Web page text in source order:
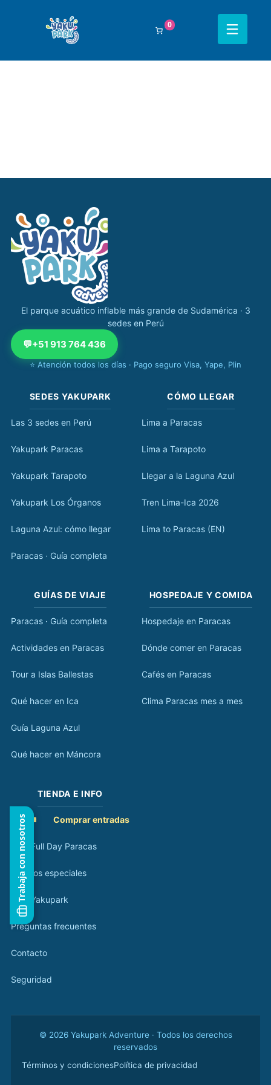
0
Navegación completa Yakupark
El parque acuático inflable más grande de Sudamérica · 3
sedes en Perú
💬+51 913 764 436
⭐ Atención todos los días · Pago seguro Visa, Yape, Plin
SEDES YAKUPARK
Las 3 sedes en Perú
Yakupark Paracas
Yakupark Tarapoto
Yakupark Los Órganos
Laguna Azul: cómo llegar
Paracas · Guía completa
CÓMO LLEGAR
Lima a Paracas
Lima a Tarapoto
Llegar a la Laguna Azul
Tren Lima-Ica 2026
Lima to Paracas (EN)
GUÍAS DE VIAJE
Paracas · Guía completa
Actividades en Paracas
Tour a Islas Ballestas
Qué hacer en Ica
Guía Laguna Azul
Qué hacer en Máncora
HOSPEDAJE Y COMIDA
Hospedaje en Paracas
Dónde comer en Paracas
Cafés en Paracas
Clima Paracas mes a mes
TIENDA E INFO
🎟️ Comprar entradas
Tour Full Day Paracas
Eventos especiales
Blog Yakupark
Preguntas frecuentes
Contacto
Seguridad
© 2026 Yakupark Adventure · Todos los derechos
reservados
Términos y condicionesPolítica de privacidad
Trabaja con nosotros